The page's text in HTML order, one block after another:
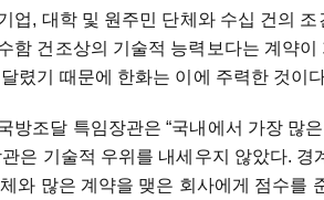
업, 대학 및 원주민 단체와 수십 건의
함 건조상의 기술적 능력보다는 계약
렸기 때문에 한화는 이에 주력한 것이
방조달 특임장관은 “국내에서 가장 많
은 기술적 우위를 내세우지 않았다.
와 많은 계약을 맺은 회사에게 점수를